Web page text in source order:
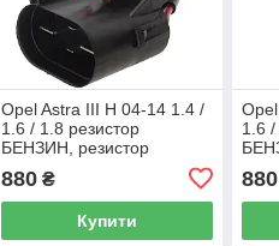
Opel Astra III H 04-14 1.4 /
1.6 / 1.8 резистор
БЕНЗИН, резистор
880₴
Купити
1.6 /
880